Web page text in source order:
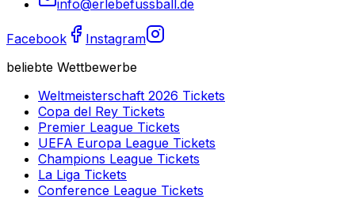
info@erlebefussball.de
Facebook
Instagram
beliebte Wettbewerbe
Weltmeisterschaft 2026 Tickets
Copa del Rey Tickets
Premier League Tickets
UEFA Europa League Tickets
Champions League Tickets
La Liga Tickets
Conference League Tickets